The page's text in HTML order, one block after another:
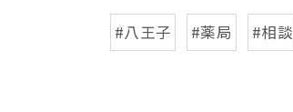
#八王子 #薬局 #相談